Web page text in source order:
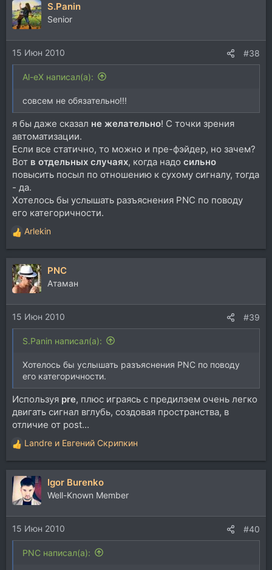
S.Panin
Senior
15 Июн 2010 #38
Al-eX написал(а):
совсем не обязательно!!!
я бы даже сказал не желательно! С точки зрения
автоматизации.
Если все статично, то можно и пре-фэйдер, но зачем?
Вот в отдельных случаях, когда надо сильно
повысить посыл по отношению к сухому сигналу, тогда
- да.
Хотелось бы услышать разъяснения PNC по поводу
его категоричности.
Р
е
а
к
ц
и
и
:
Arlekin
PNC
Атаман
15 Июн 2010 #39
S.Panin написал(а):
Хотелось бы услышать разъяснения PNC по поводу
его категоричности.
Используя pre, плюс играясь с предилэем очень легко
двигать сигнал вглубь, создовая пространства, в
отличие от post...
Р
е
а
к
ц
и
и
:
Landre и Евгений Скрипкин
Igor Burenko
Well-Known Member
15 Июн 2010 #40
PNC написал(а):